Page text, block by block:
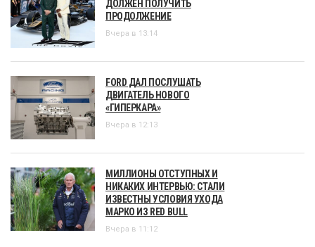
ДОЛЖЕН ПОЛУЧИТЬ
ПРОДОЛЖЕНИЕ
Вчера в 13:14
FORD ДАЛ ПОСЛУШАТЬ
ДВИГАТЕЛЬ НОВОГО
«ГИПЕРКАРА»
Вчера в 12:13
МИЛЛИОНЫ ОТСТУПНЫХ И
НИКАКИХ ИНТЕРВЬЮ: СТАЛИ
ИЗВЕСТНЫ УСЛОВИЯ УХОДА
МАРКО ИЗ RED BULL
Вчера в 11:12